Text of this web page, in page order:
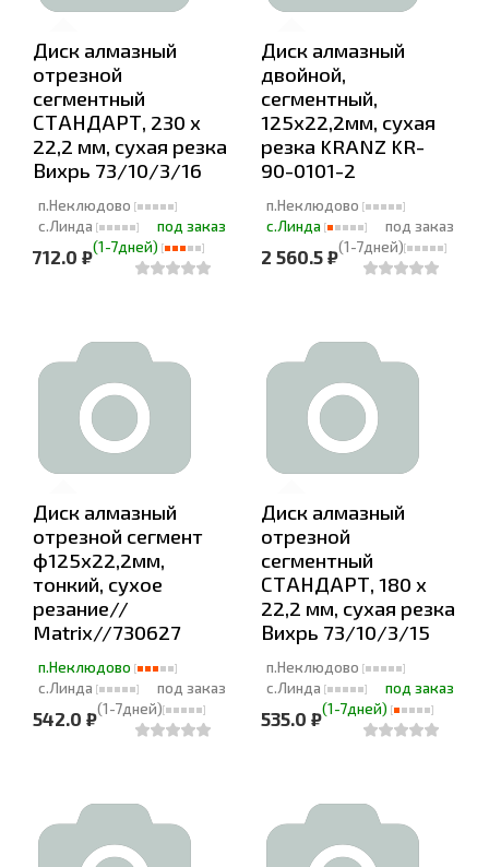
Диск алмазный
отрезной
сегментный
СТАНДАРТ, 230 х
22,2 мм, сухая резка
Вихрь 73/10/3/16
п.Неклюдово
с.Линда
под заказ
(1-7дней)
712.0 ₽
Диск алмазный
двойной,
сегментный,
125x22,2мм, суxая
резка KRANZ KR-
90-0101-2
п.Неклюдово
с.Линда
под заказ
(1-7дней)
2 560.5 ₽
Диск алмазный
отрезной сегмент
ф125х22,2мм,
тонкий, сухое
резание//
Matrix//730627
п.Неклюдово
с.Линда
под заказ
(1-7дней)
542.0 ₽
Диск алмазный
отрезной
сегментный
СТАНДАРТ, 180 х
22,2 мм, сухая резка
Вихрь 73/10/3/15
п.Неклюдово
с.Линда
под заказ
(1-7дней)
535.0 ₽